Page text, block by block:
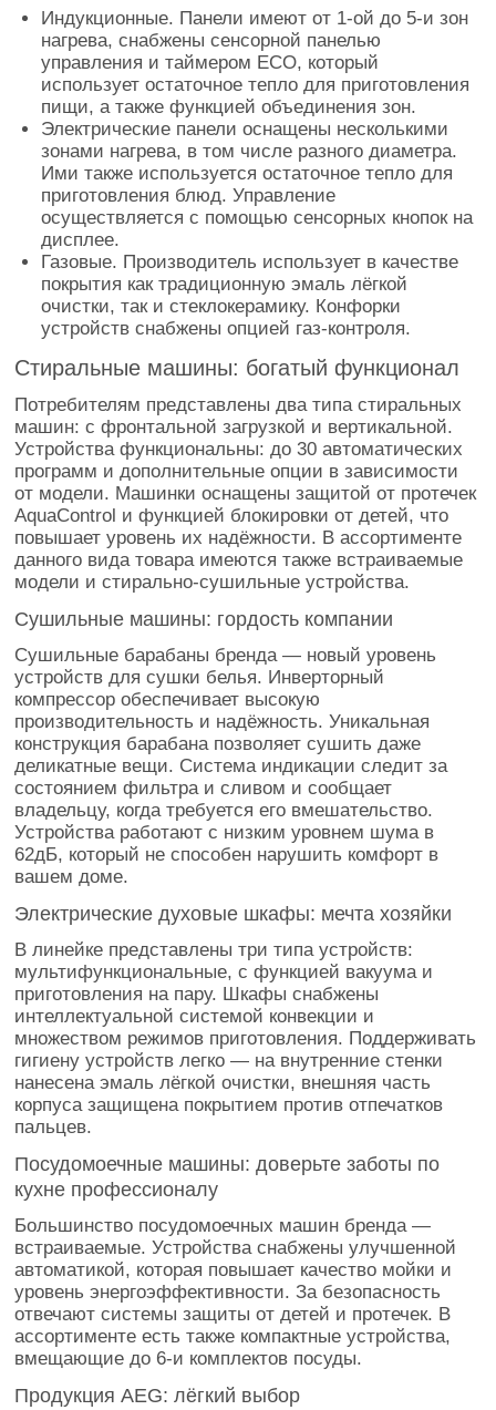
Индукционные. Панели имеют от 1-ой до 5-и зон
нагрева, снабжены сенсорной панелью
управления и таймером ECO, который
использует остаточное тепло для приготовления
пищи, а также функцией объединения зон.
Электрические панели оснащены несколькими
зонами нагрева, в том числе разного диаметра.
Ими также используется остаточное тепло для
приготовления блюд. Управление
осуществляется с помощью сенсорных кнопок на
дисплее.
Газовые. Производитель использует в качестве
покрытия как традиционную эмаль лёгкой
очистки, так и стеклокерамику. Конфорки
устройств снабжены опцией газ-контроля.
Стиральные машины: богатый функционал
Потребителям представлены два типа стиральных
машин: с фронтальной загрузкой и вертикальной.
Устройства функциональны: до 30 автоматических
программ и дополнительные опции в зависимости
от модели. Машинки оснащены защитой от протечек
AquaControl и функцией блокировки от детей, что
повышает уровень их надёжности. В ассортименте
данного вида товара имеются также встраиваемые
модели и стирально-сушильные устройства.
Сушильные машины: гордость компании
Сушильные барабаны бренда — новый уровень
устройств для сушки белья. Инверторный
компрессор обеспечивает высокую
производительность и надёжность. Уникальная
конструкция барабана позволяет сушить даже
деликатные вещи. Система индикации следит за
состоянием фильтра и сливом и сообщает
владельцу, когда требуется его вмешательство.
Устройства работают с низким уровнем шума в
62дБ, который не способен нарушить комфорт в
вашем доме.
Электрические духовые шкафы: мечта хозяйки
В линейке представлены три типа устройств:
мультифункциональные, с функцией вакуума и
приготовления на пару. Шкафы снабжены
интеллектуальной системой конвекции и
множеством режимов приготовления. Поддерживать
гигиену устройств легко — на внутренние стенки
нанесена эмаль лёгкой очистки, внешняя часть
корпуса защищена покрытием против отпечатков
пальцев.
Посудомоечные машины: доверьте заботы по
кухне профессионалу
Большинство посудомоечных машин бренда —
встраиваемые. Устройства снабжены улучшенной
автоматикой, которая повышает качество мойки и
уровень энергоэффективности. За безопасность
отвечают системы защиты от детей и протечек. В
ассортименте есть также компактные устройства,
вмещающие до 6-и комплектов посуды.
Продукция AEG: лёгкий выбор